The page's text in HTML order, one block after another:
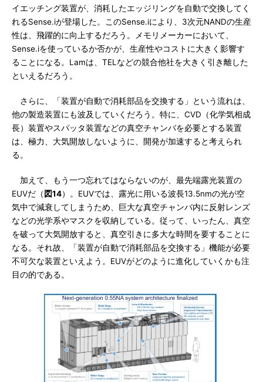
イエッチング装置が、消耗したエッジリングを自動で交換してく
れるSense.iが登場した。このSense.iにより、3次元NANDの生産
性は、飛躍的に向上するだろう。メモリメーカーにおいて、
Sense.iを使っているか否かが、生産性やコストに大きく影響す
ることになる。Lamは、TELなどの競合他社を大きく引き離した
といえるだろう。
さらに、「装置が自動で消耗部品を交換する」という流れは、
他の製造装置にも波及していくだろう。特に、CVD（化学気相成
長）装置やスパッタ装置などの真空チャンバを必要とする装置
は、極力、大気開放しないように、開発が加速すると考えられ
る。
加えて、もう一つ忘れてはならないのが、最先端露光装置の
EUVだ（ 図14）。EUVでは、露光に用いる波長13.5nmの光が空
気中で減衰してしまうため、巨大な真空チャンバ内に反射レンズ
などの光学系やマスクを収納している。従って、いったん、真空
を破って大気開放すると、真空引きに多大な時間を要することに
なる。それ故、「装置が自動で消耗部品を交換する」機能が必要
不可欠な装置といえよう。EUVがどのように進化していくかも注
目の的である。